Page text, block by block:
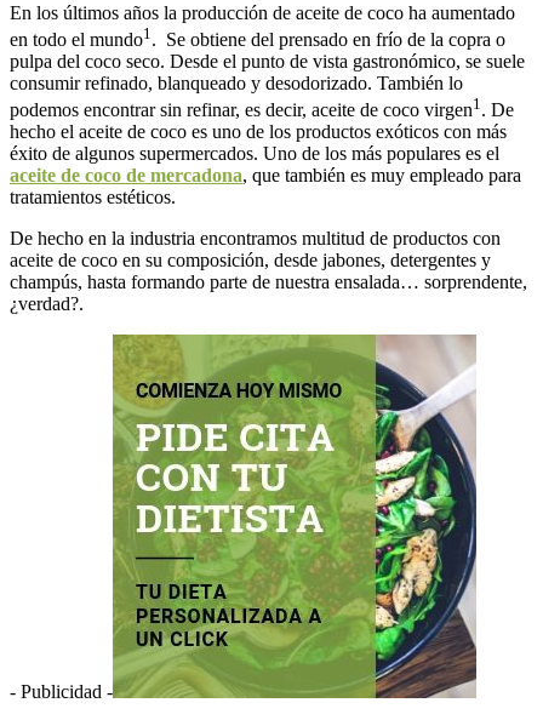
En los últimos años la producción de aceite de coco ha aumentado
en todo el mundo1 . Se obtiene del prensado en frío de la copra o
pulpa del coco seco. Desde el punto de vista gastronómico, se suele
consumir refinado, blanqueado y desodorizado. También lo
podemos encontrar sin refinar, es decir, aceite de coco virgen1 . De
hecho el aceite de coco es uno de los productos exóticos con más
éxito de algunos supermercados. Uno de los más populares es el
aceite de coco de mercadona, que también es muy empleado para
tratamientos estéticos.
De hecho en la industria encontramos multitud de productos con
aceite de coco en su composición, desde jabones, detergentes y
champús, hasta formando parte de nuestra ensalada… sorprendente,
¿verdad?.
- Publicidad -